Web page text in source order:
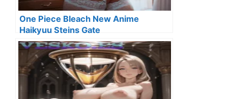
One Piece Bleach New Anime
Haikyuu Steins Gate